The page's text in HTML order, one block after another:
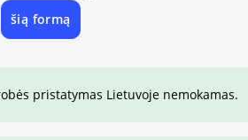
šią formą
pristatymas Lietuvoje nemokamas.